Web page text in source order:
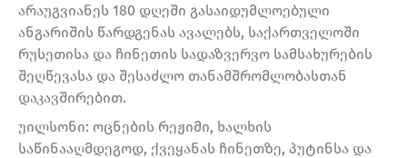
არაუგვიანეს 180 დღეში გასაიდუმლოებული
ანგარიშის წარდგენას ავალებს, საქართველოში
რუსეთისა და ჩინეთის სადაზვერვო სამსახურების
შეღწევასა და შესაძლო თანამშრომლობასთან
დაკავშირებით.
უილსონი: ოცნების რეჟიმი, ხალხის
საწინააღმდეგოდ, ქვეყანას ჩინეთზე, პუტინსა და